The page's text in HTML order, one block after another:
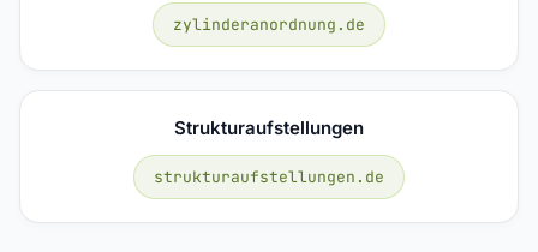
zylinderanordnung.de
Strukturaufstellungen
strukturaufstellungen.de